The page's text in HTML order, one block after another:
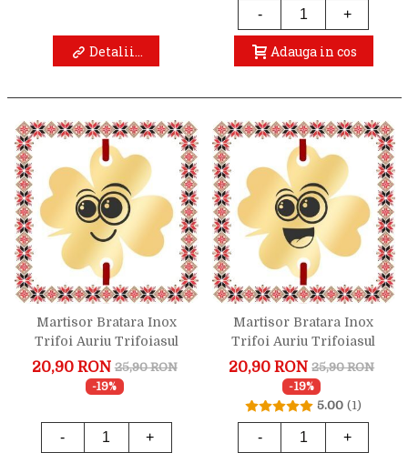
Detalii...
- +
Adauga in cos
Martisor Bratara Inox
Trifoi Auriu Trifoiasul
Emotionat
20,90 RON 25,90 RON
-19%
- +
Martisor Bratara Inox
Trifoi Auriu Trifoiasul
Entuziasmat
20,90 RON 25,90 RON
-19%
5.00 (1)
- +